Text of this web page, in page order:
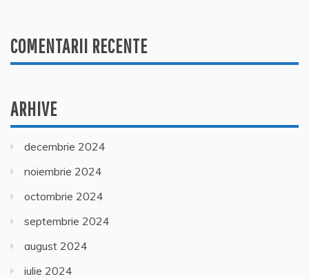
COMENTARII RECENTE
ARHIVE
decembrie 2024
noiembrie 2024
octombrie 2024
septembrie 2024
august 2024
iulie 2024